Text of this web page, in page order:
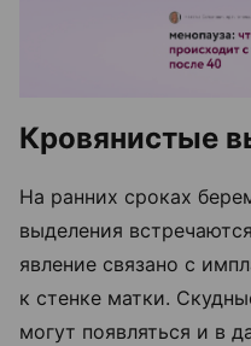
Кровянистые
На ранних сроках
выделения
явление связано с
к стенке матки.
могут появляться и в